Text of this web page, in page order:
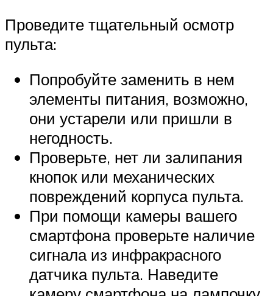
Проведите тщательный осмотр
пульта:
Попробуйте заменить в нем
элементы питания, возможно,
они устарели или пришли в
негодность.
Проверьте, нет ли залипания
кнопок или механических
повреждений корпуса пульта.
При помощи камеры вашего
смартфона проверьте наличие
сигнала из инфракрасного
датчика пульта. Наведите